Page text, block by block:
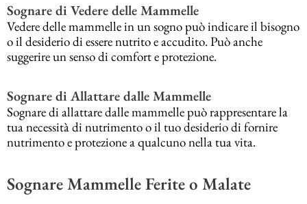
Sognare di Vedere delle Mammelle
Vedere delle mammelle in un sogno può indicare il bisogno
o il desiderio di essere nutrito e accudito. Può anche
suggerire un senso di comfort e protezione.
Sognare di Allattare dalle Mammelle
Sognare di allattare dalle mammelle può rappresentare la
tua necessità di nutrimento o il tuo desiderio di fornire
nutrimento e protezione a qualcuno nella tua vita.
Sognare Mammelle Ferite o Malate